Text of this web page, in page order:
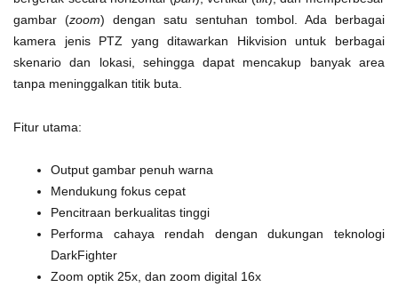
gambar (zoom) dengan satu sentuhan tombol. Ada berbagai
kamera jenis PTZ yang ditawarkan Hikvision untuk berbagai
skenario dan lokasi, sehingga dapat mencakup banyak area
tanpa meninggalkan titik buta.
Fitur utama:
Output gambar penuh warna
Mendukung fokus cepat
Pencitraan berkualitas tinggi
Performa cahaya rendah dengan dukungan teknologi
DarkFighter
Zoom optik 25x, dan zoom digital 16x